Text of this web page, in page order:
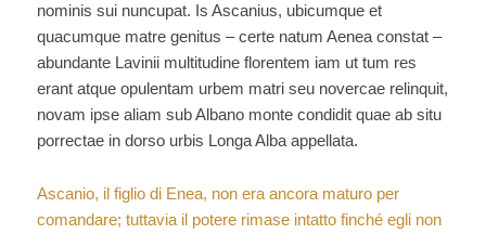
nominis sui nuncupat. Is Ascanius, ubicumque et
quacumque matre genitus – certe natum Aenea constat –
abundante Lavinii multitudine florentem iam ut tum res
erant atque opulentam urbem matri seu novercae relinquit,
novam ipse aliam sub Albano monte condidit quae ab situ
porrectae in dorso urbis Longa Alba appellata.
Ascanio, il figlio di Enea, non era ancora maturo per
comandare; tuttavia il potere rimase intatto finché egli non